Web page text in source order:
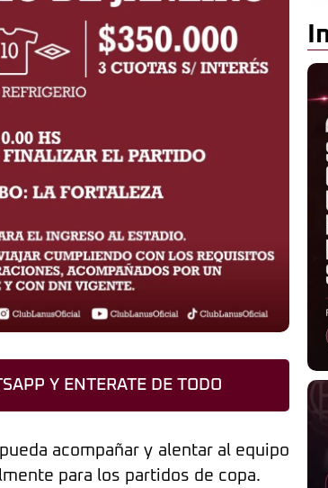
Y ENTERATE DE TODO
acompañar y alentar al equipo
para los partidos de copa.